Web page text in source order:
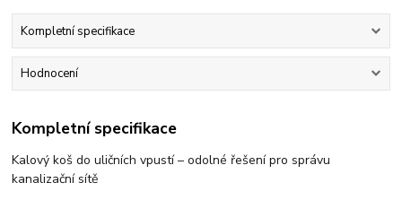
Kompletní specifikace
Hodnocení
Kompletní specifikace
Kalový koš do uličních vpustí – odolné řešení pro správu
kanalizační sítě